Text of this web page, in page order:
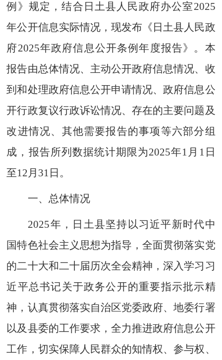
例》规定，结合日土县人民政府办公室2025
年公开信息实际情况，现发布《日土县人民政
府2025年政府信息公开条例年度报告》。本
报告由总体情况、主动公开政府信息情况、收
到和处理政府信息公开申请情况、政府信息公
开行政复议行政诉讼情况、存在的主要问题及
改进情况、其他需要报告的事项等六部分组
成，报告所列数据统计期限为2025年1 月 1 日
至12月 31 日。
一、总体情况
2025年，日土县坚持以习近平新时代中
国特色社会主义思想为指导，全面贯彻落实党
的二十大和二十届历次全会精神，深入学习习
近平总书记关于政务公开的重要指示批示精
神，认真贯彻落实自治区党委政府、地委行署
以及县委的工作要求，全力推进政府信息公开
工作，切实保障人民群众的知情权、参与权、